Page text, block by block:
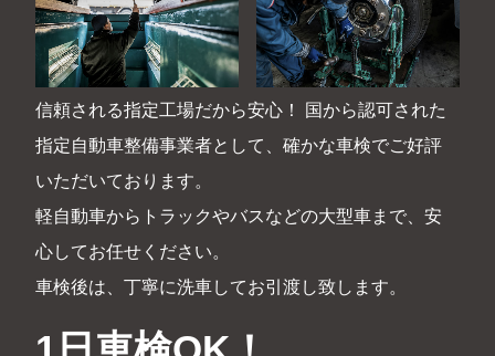
信頼される指定工場だから安心！ 国から認可された
指定自動車整備事業者として、確かな車検でご好評
いただいております。
軽自動車からトラックやバスなどの大型車まで、安
心してお任せください。
車検後は、丁寧に洗車してお引渡し致します。